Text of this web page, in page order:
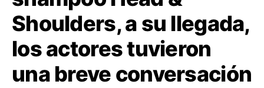
Shoulders, a su llegada,
los actores tuvieron
una breve conversación